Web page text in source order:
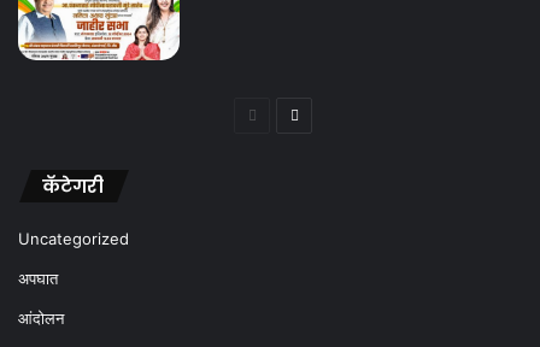
PreviousNext
कॅटेगरी
Uncategorized
अपघात
आंदोलन